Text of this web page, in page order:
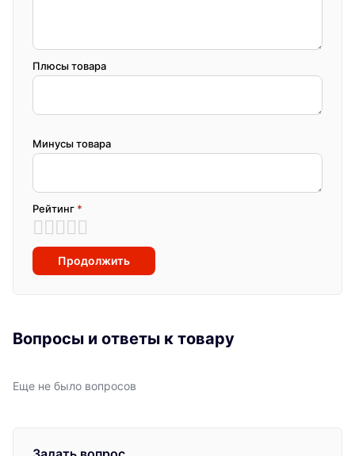
Плюсы товара
Минусы товара
Рейтинг *
Продолжить
Вопросы и ответы к товару
Еще не было вопросов